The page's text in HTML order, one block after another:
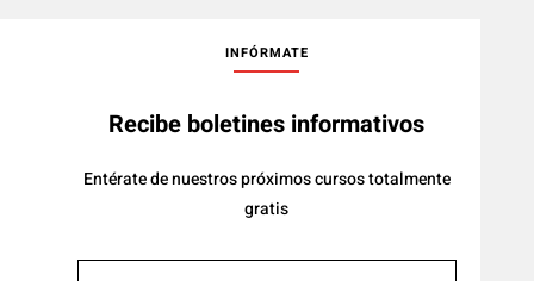
INFÓRMATE
Recibe boletines informativos
Entérate de nuestros próximos cursos totalmente
gratis